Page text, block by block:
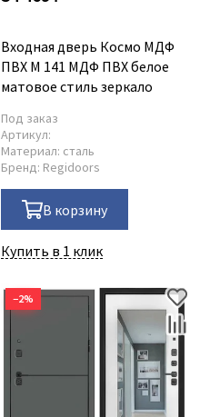
Входная дверь Космо МДФ
ПВХ М 141 МДФ ПВХ белое
матовое стиль зеркало
Под заказ
Артикул:
Материал: сталь
Бренд: Regidoors
В корзину
Купить в 1 клик
−2%